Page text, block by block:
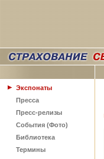
Экспонаты
Пресса
Пресс-релизы
События (Фото)
Библиотека
Термины